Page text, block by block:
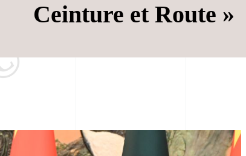
Ceinture et Route »